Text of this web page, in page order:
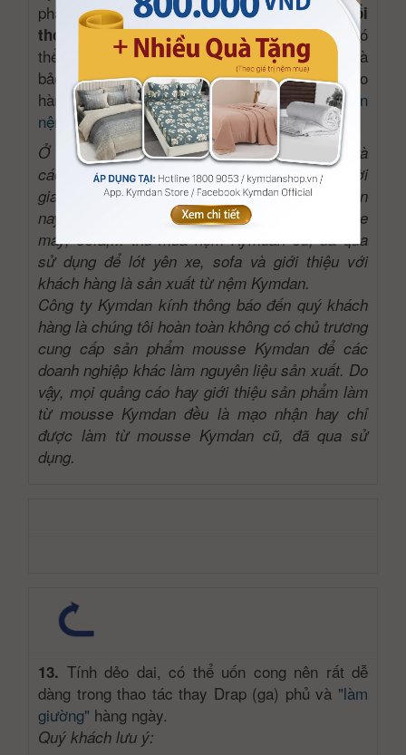
phẩm chất theo thời gian, giúp kéo dài đượctuổi
thọ của nệm trung bình 25 năm, thậm chí có
thể đạt đến 30 năm nếu nệm được sử dụng và
bảo quản đúng theo hướng dẫn trong phiếu bảo
hành (xem mục hướng dẫn sử dụng và bảo quản
nệm
).
Ở Việt Nam, do tuổi thọ của nệm Kymdan cao và
các tiêu chuẩn chất lượng thay đổi ít theo thời
gian (như độ đàn hồi, lực kéo đứt,...) nên hiện
nay có rất nhiều cơ sở tư nhân sản xuất yên xe
máy, sofa,... thu mua nệm Kymdan cũ, đã qua
sử dụng để lót yên xe, sofa và giới thiệu với
khách hàng là sản xuất từ nệm Kymdan.
Công ty Kymdan kính thông báo đến quý khách
hàng là chúng tôi hoàn toàn không có chủ trương
cung cấp sản phẩm mousse Kymdan để các
doanh nghiệp khác làm nguyên liệu sản xuất. Do
vậy, mọi quảng cáo hay giới thiệu sản phẩm làm
từ mousse Kymdan đều là mạo nhận hay chỉ
được làm từ mousse Kymdan cũ, đã qua sử
dụng.
13. Tính dẻo dai, có thể uốn cong nên rất dễ
dàng trong thao tác thay Drap (ga) phủ và "làm
giường" hàng ngày.
Quý khách lưu ý: